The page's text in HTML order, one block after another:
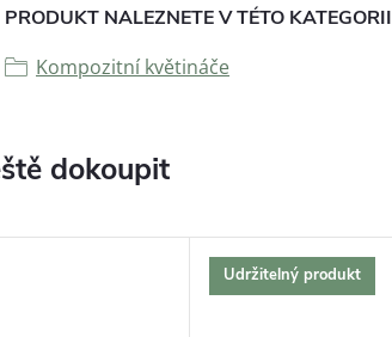
PRODUKT NALEZNETE V TÉTO KATEGORII
Kompozitní květináče
dokoupit
Udržitelný produkt